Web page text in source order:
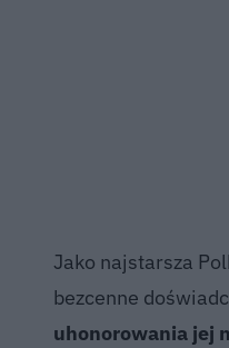
Jako najstarsza
bezcenne
uhonorowania jej